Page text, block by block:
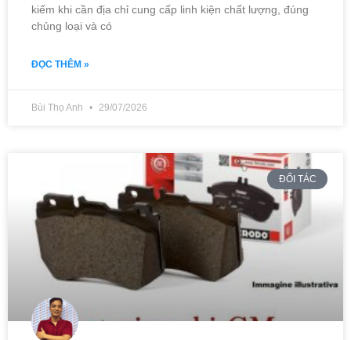
kiếm khi cần địa chỉ cung cấp linh kiện chất lượng, đúng
chủng loại và có
ĐỌC THÊM »
Bùi Thọ Anh 29/07/2026
ĐỐI TÁC